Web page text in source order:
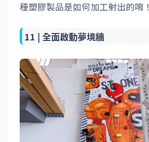
種塑膠製品是如何加工射出的唷！
11 |全面啟動夢境牆